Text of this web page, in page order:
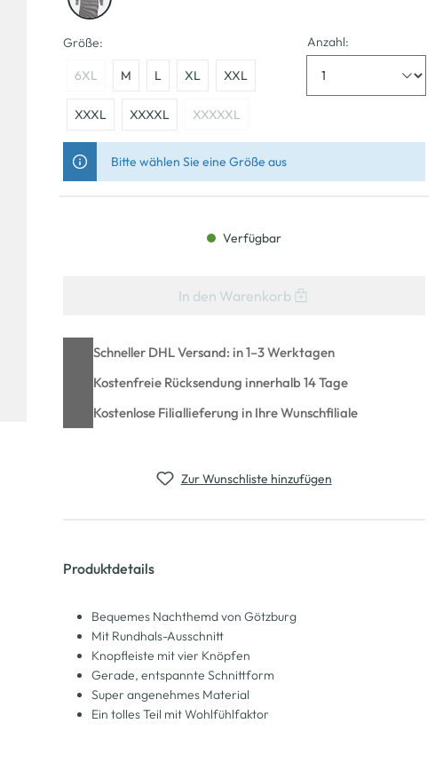
Größe:
6XL M L XL XXL
XXXL XXXXL XXXXXL
Anzahl:
Bitte wählen Sie eine Größe aus
Verfügbar
In den Warenkorb
Schneller DHL Versand: in 1–3 Werktagen
Kostenfreie Rücksendung innerhalb 14 Tage
Kostenlose Filiallieferung in Ihre Wunschfiliale
Zur Wunschliste hinzufügen
Produktdetails
Bequemes Nachthemd von Götzburg
Mit Rundhals-Ausschnitt
Knopfleiste mit vier Knöpfen
Gerade, entspannte Schnittform
Super angenehmes Material
Ein tolles Teil mit Wohlfühlfaktor